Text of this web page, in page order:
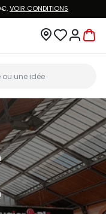
VOIR CONDITIONS